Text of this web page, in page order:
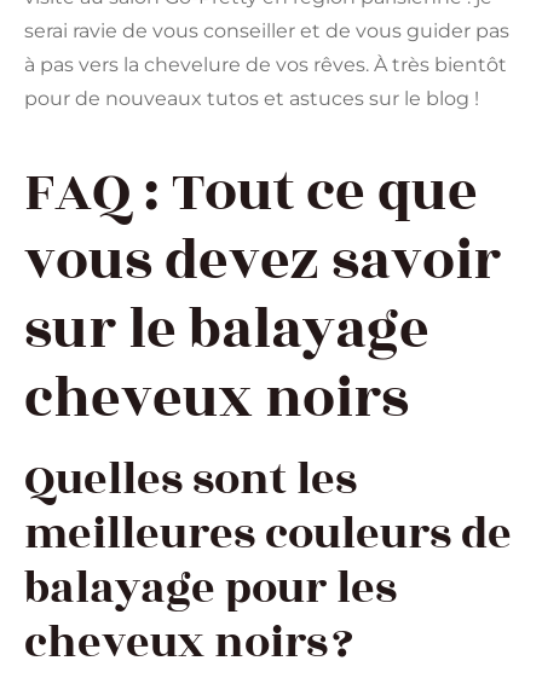
serai ravie de vous conseiller et de vous guider pas
à pas vers la chevelure de vos rêves. À très bientôt
pour de nouveaux tutos et astuces sur le blog !
FAQ : Tout ce que
vous devez savoir
sur le balayage
cheveux noirs
Quelles sont les
meilleures couleurs de
balayage pour les
cheveux noirs ?